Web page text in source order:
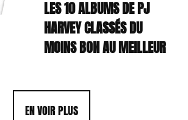
LES 10 ALBUMS DE PJ
HARVEY CLASSÉS DU
MOINS BON AU MEILLEUR
EN VOIR PLUS